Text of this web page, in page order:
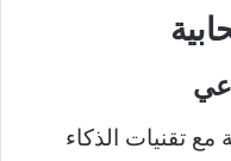
تقنيات الذكاء